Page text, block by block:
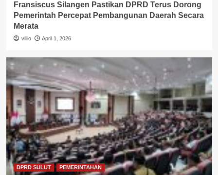
Fransiscus Silangen Pastikan DPRD Terus Dorong
Pemerintah Percepat Pembangunan Daerah Secara
Merata
villio April 1, 2026
DPRD SULUT PEMERINTAHAN